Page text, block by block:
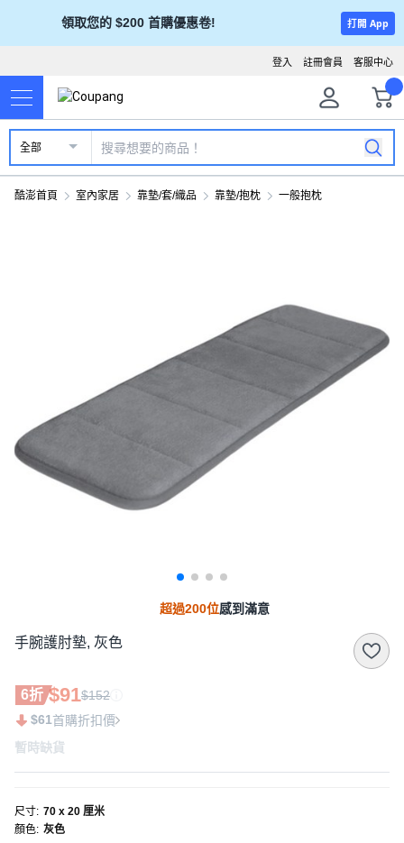
領取您的 $200 首購優惠卷! 打開 App
客服中心
註冊會員
登入
全部
酷澎首頁 室內家居 靠墊/套/織品 靠墊/抱枕 一般抱枕
超過200位感到滿意
手腕護肘墊, 灰色
6折 $91$152
$61首購折扣價
暫時缺貨
尺寸: 70 x 20 厘米
顏色: 灰色